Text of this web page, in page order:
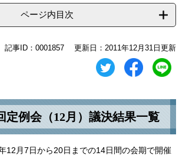
ページ内目次
記事ID：0001857 更新日：2011年12月31日更新
定例会（12月）議決結果一覧
12月7日から20日までの14日間の会期で開催